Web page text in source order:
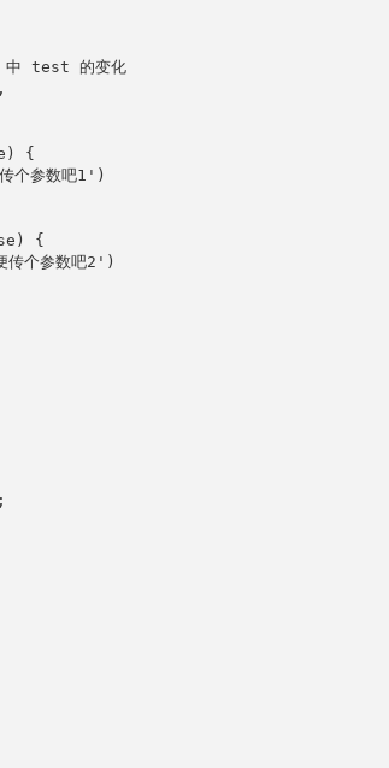
中 test 的变化
{
参数吧1')
{
个参数吧2')